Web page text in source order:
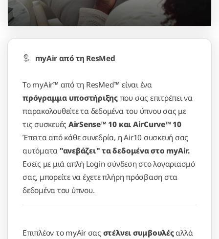
myAir από τη ResMed
To myAir™ από τη ResMed™ είναι ένα
πρόγραμμα υποστήριξηςπου σας επιτρέπει να
παρακολουθείτε τα δεδομένα του ύπνου σας με
τις συσκευές AirSense™ 10 και AirCurve™ 10
Έπειτα από κάθε συνεδρία, η Air10 συσκευή σας
αυτόματα "ανεβάζει" τα δεδομένα στο myAir.
Εσείς με μιά απλή Login σύνδεση στο λογαριασμό
σας, μπορείτε να έχετε πλήρη πρόσβαση στα
δεδομένα του ύπνου.
Επιπλέον το myAir σας στέλνει συμβουλέςαλλά